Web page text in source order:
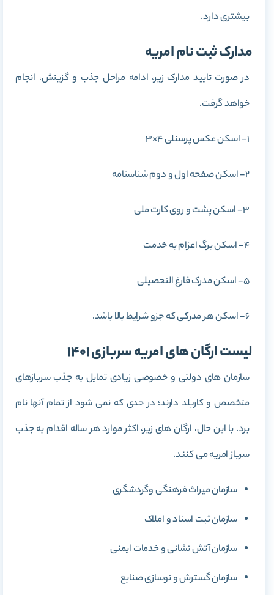
بیشتری دارد.
مدارک ثبت نام امریه
در صورت تایید مدارک زیر، ادامه مراحل جذب و گزینش، انجام
خواهد گرفت.
1- اسکن عکس پرسنلی 4×3
2- اسکن صفحه اول و دوم شناسنامه
3- اسکن پشت و روی کارت ملی
4- اسکن برگ اعزام به خدمت
5- اسکن مدرک فارغ التحصیلی
6- اسکن هر مدرکی که جزو شرایط بالا باشد.
لیست ارگان های امریه سربازی 1401
سازمان های دولتی و خصوصی زیادی تمایل به جذب سربازهای
متخصص و کاربلد دارند؛ در حدی که نمی شود از تمام آنها نام
برد. با این حال، ارگان های زیر، اکثر موارد هر ساله اقدام به جذب
سرباز امریه می کنند.
سازمان میراث فرهنگی وگردشگری
سازمان ثبت اسناد و املاک
سازمان آتش نشانی و خدمات ایمنی
سازمان گسترش و نوسازی صنایع